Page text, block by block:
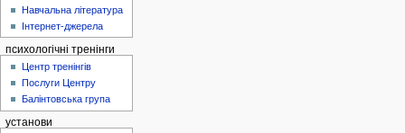
Навчальна література
Інтернет-джерела
психологічні тренінги
Центр тренінгів
Послуги Центру
Балінтовська група
установи